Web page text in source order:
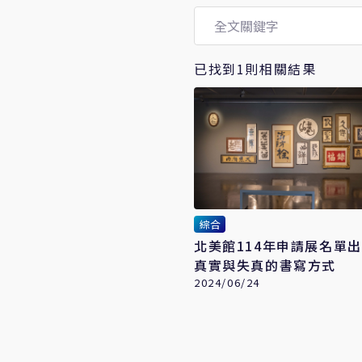
已找到1則相關結果
綜合
北美館114年申請展名單出爐
真實與失真的書寫方式
2024/06/24